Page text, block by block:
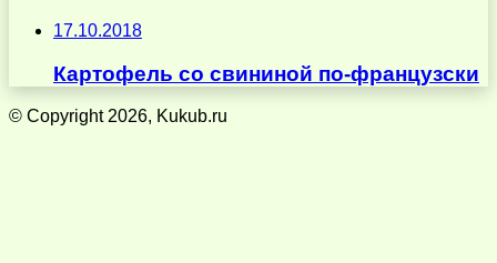
17.10.2018
Картофель со свининой по-французски
© Copyright 2026, Kukub.ru